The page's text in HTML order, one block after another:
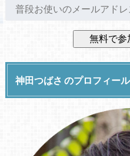
神田つばさ のプロフィール